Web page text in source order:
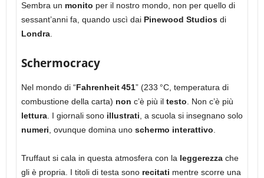
Sembra un monito per il nostro mondo, non per quello di
sessant’anni fa, quando uscì dai Pinewood Studios di
Londra
Schermocracy
Nel mondo di “Fahrenheit 451” (233 °C, temperatura di
combustione della carta) non c’è più il testo . Non c’è più
lettura . I giornali sono illustrati , a scuola si insegnano solo
numeri , ovunque domina uno schermo interattivo
Truffaut si cala in questa atmosfera con la leggerezza che
gli è propria. I titoli di testa sono recitati mentre scorre una